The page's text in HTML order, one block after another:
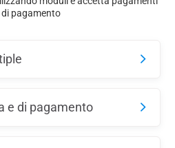
pagamento
e di pagamento